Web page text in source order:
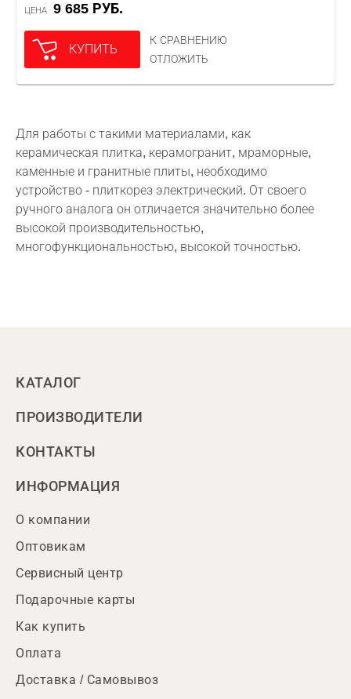
ЦЕНА 9 685 РУБ.
КУПИТЬ
К СРАВНЕНИЮ
ОТЛОЖИТЬ
Для работы с такими материалами, как
керамическая плитка, керамогранит, мраморные,
каменные и гранитные плиты, необходимо
устройство - плиткорез электрический. От своего
ручного аналога он отличается значительно более
высокой производительностью,
многофункциональностью, высокой точностью.
КАТАЛОГ
ПРОИЗВОДИТЕЛИ
КОНТАКТЫ
ИНФОРМАЦИЯ
О компании
Оптовикам
Сервисный центр
Подарочные карты
Как купить
Оплата
Доставка / Самовывоз